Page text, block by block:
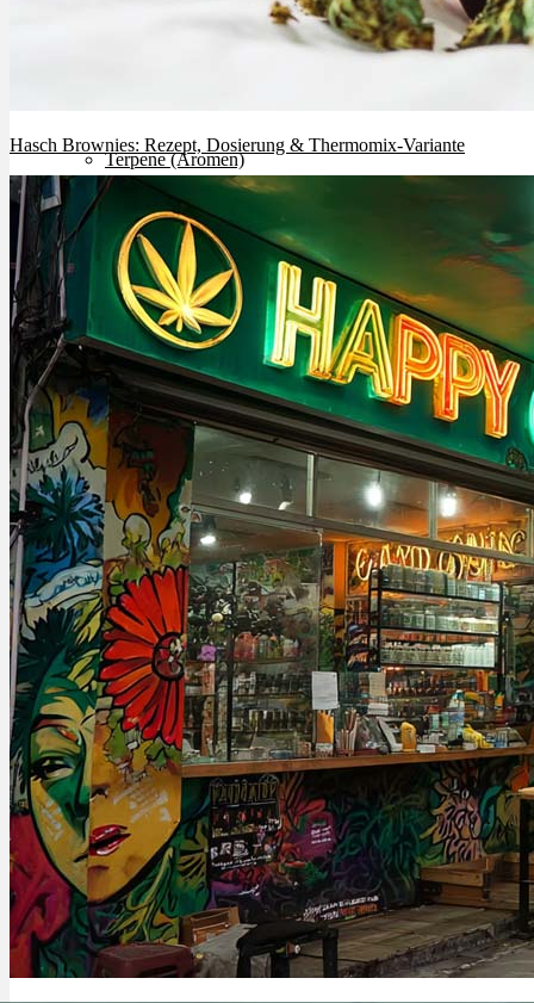
Terpene (Aromen)
Krankheiten
Studien
Neue Sorten
Bewertungen
Hersteller
News
App
Newsletter
Services
Ärzte Service
Hasch Brownies: Rezept, Dosierung & Thermomix-Variante